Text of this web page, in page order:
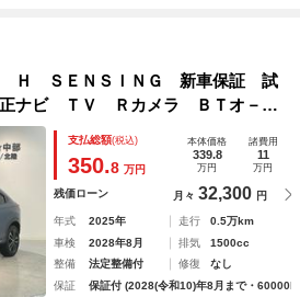
Ｈ ＳＥＮＳＩＮＧ 新車保証 試
ナビ ＴＶ Ｒカメラ ＢＴオ－デ
ＥＤライト ＶＳＡ シ－トヒ－
マ－トキ－ 盗難防止装置 追従
支払総額(税込)
350.8 万円
本体価格
339.8
万円
諸費用
11
万円
残価ローン 月々 32,300 円
年式 2025年 走行
0.5万km
車検
2028年8月 排気
1500cc
整備
法定整備付 修復
なし
保証
保証付 (2028(令和10)年8月まで・